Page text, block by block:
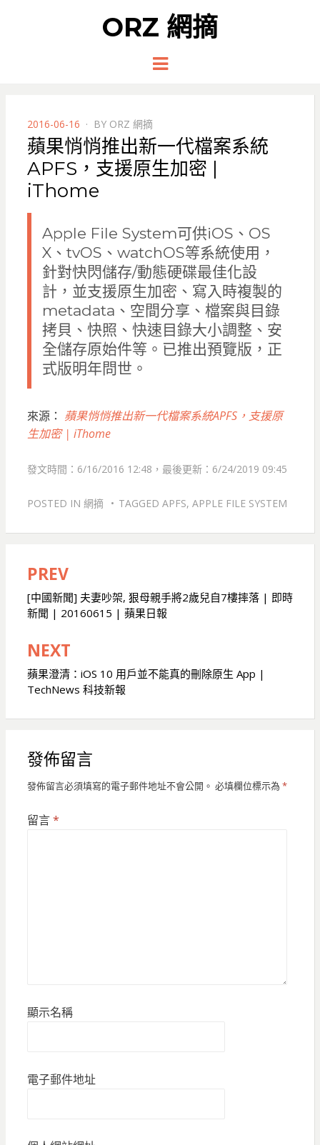
ORZ 網摘
Menu
POSTED
ON
2016-06-16 BY ORZ 網摘
蘋果悄悄推出新一代檔案系統
APFS，支援原生加密 |
iThome
Apple File System可供iOS、OS
X、tvOS、watchOS等系統使用，
針對快閃儲存/動態硬碟最佳化設
計，並支援原生加密、寫入時複製的
metadata、空間分享、檔案與目錄
拷貝、快照、快速目錄大小調整、安
全儲存原始件等。已推出預覽版，正
式版明年問世。
來源： 蘋果悄悄推出新一代檔案系統APFS，支援原
生加密 | iThome
發文時間：6/16/2016 12:48，最後更新：6/24/2019 09:45
POSTED IN 網摘 TAGGED APFS, APPLE FILE SYSTEM
文
章
導
覽
PREV
[中國新聞] 夫妻吵架, 狠母親手將2歲兒自7樓摔落 | 即時
新聞 | 20160615 | 蘋果日報
NEXT
蘋果澄清：iOS 10 用戶並不能真的刪除原生 App |
TechNews 科技新報
發佈留言
發佈留言必須填寫的電子郵件地址不會公開。 必填欄位標示為 *
留言*
顯示名稱
電子郵件地址